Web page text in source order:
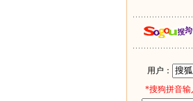
用户：
*搜狗拼音输